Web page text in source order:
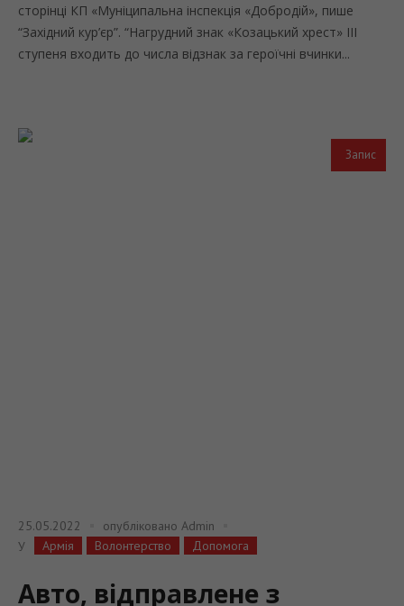
сторінці КП «Муніципальна інспекція «Добродій», пише
“Західний кур’єр”. “Нагрудний знак «Козацький хрест» ІІІ
ступеня входить до числа відзнак за героїчні вчинки...
Запис
25.05.2022 опубліковано Admin
У
Армія Волонтерство Допомога
Авто, відправлене з